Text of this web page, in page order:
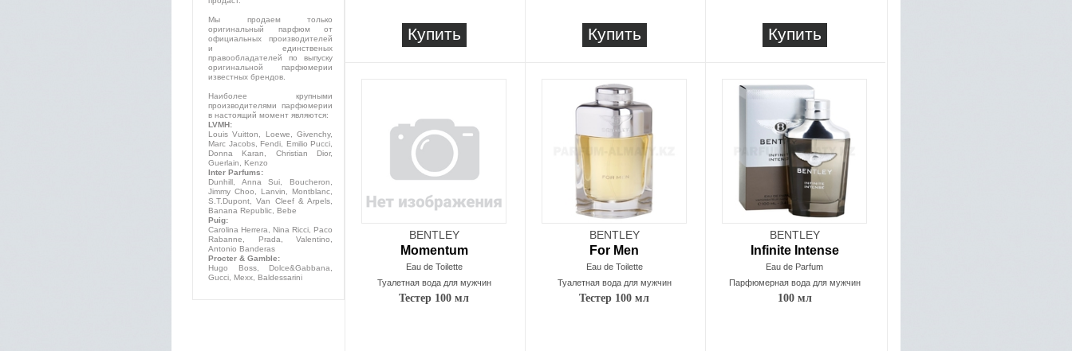
Купить Купить Купить
BENTLEY
Momentum
Eau de Toilette
Туалетная вода для мужчин
Тестер 100 мл
BENTLEY
For Men
Eau de Toilette
Туалетная вода для мужчин
Тестер 100 мл
BENTLEY
Infinite Intense
Eau de Parfum
Парфюмерная вода для мужчин
100 мл
Мы продаем только
оригинальный парфюм от
официальных производителей
и единственых
правообладателей по выпуску
оригинальной парфюмерии
известных брендов.
Наиболее крупными
производителями парфюмерии
в настоящий момент являются:
LVMH:
Louis Vuitton, Loewe, Givenchy,
Marc Jacobs, Fendi, Emilio Pucci,
Donna Karan, Christian Dior,
Guerlain, Kenzo
Inter Parfums:
Dunhill, Anna Sui, Boucheron,
Jimmy Choo, Lanvin, Montblanc,
S.T.Dupont, Van Cleef & Arpels,
Banana Republic, Bebe
Puig:
Carolina Herrera, Nina Ricci, Paco
Rabanne, Prada, Valentino,
Antonio Banderas
Procter & Gamble:
Hugo Boss, Dolce&Gabbana,
Gucci, Mexx, Baldessarini